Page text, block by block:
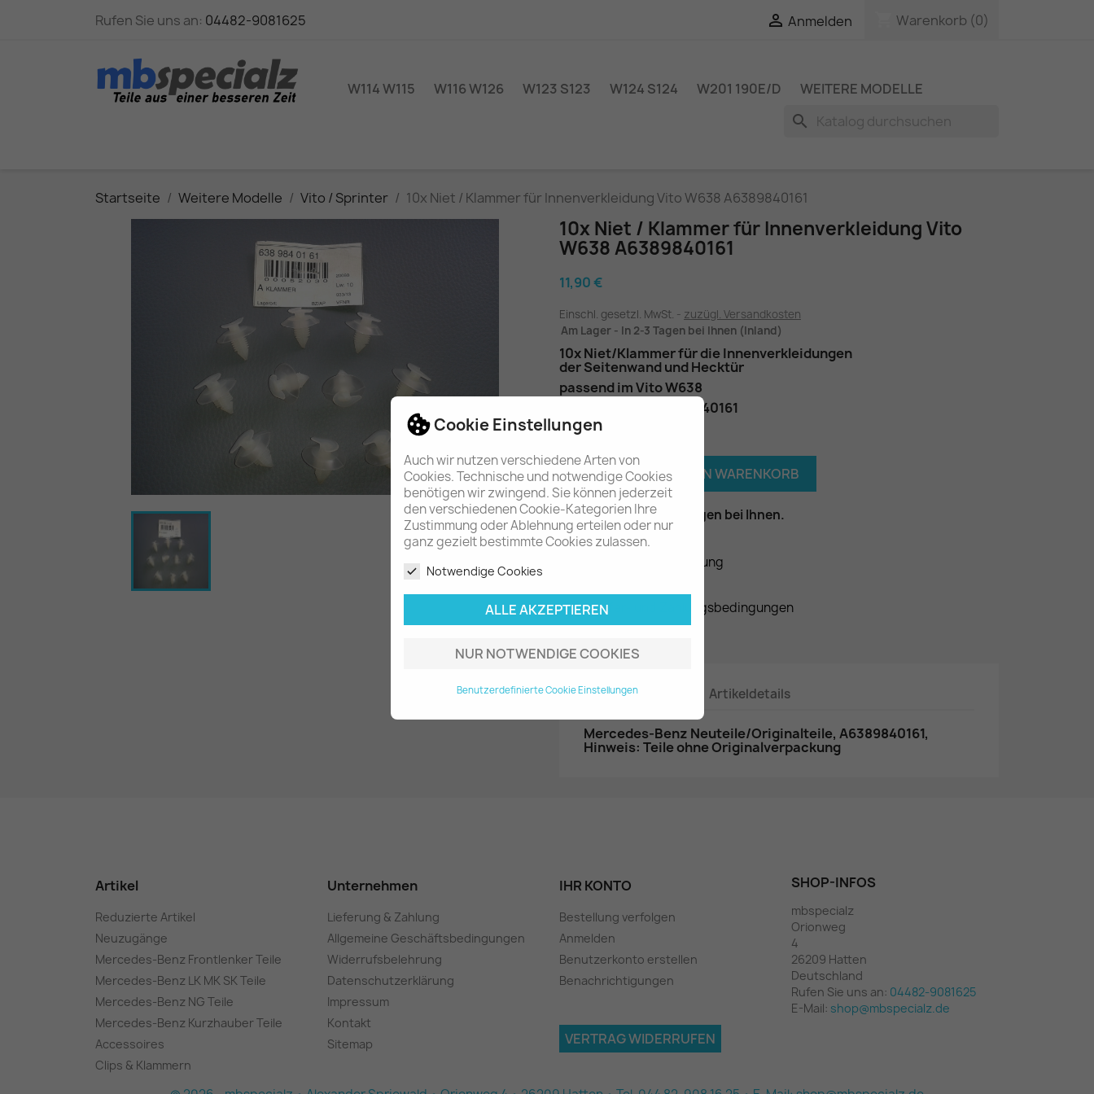
Cookie Einstellungen
Auch wir nutzen verschiedene Arten von
Cookies. Technische und notwendige Cookies
benötigen wir zwingend. Sie können jederzeit
den verschiedenen Cookie-Kategorien Ihre
Zustimmung oder Ablehnung erteilen oder nur
ganz gezielt bestimmte Cookies zulassen.
Notwendige Cookies
ALLE AKZEPTIEREN
NUR NOTWENDIGE COOKIES
Benutzerdefinierte Cookie Einstellungen
Rufen Sie uns an: 04482-9081625  Anmelden Warenkorb (0)
W114 W115 W116 W126 W123 S123 W124 S124 W201 190E/D WEITERE MODELLE
search
Startseite Weitere Modelle Vito / Sprinter 10x Niet / Klammer für Innenverkleidung Vito W638 A6389840161
10x Niet / Klammer für Innenverkleidung Vito
W638 A6389840161
11,90 €
Einschl. gesetzl. MwSt.
zuzügl. Versandkosten
Am Lager - In 2-3 Tagen bei Ihnen (Inland)
10x Niet/Klammer für die Innenverkleidungen
der Seitenwand und Hecktür
passend im Vito W638
: A6389840161
 IN DEN WARENKORB
Am Lager - In 2-3 Tagen bei Ihnen.
Datenschutzerklärung
Liefer- und Zahlungsbedingungen
Beschreibung Artikeldetails
Mercedes-Benz Neuteile/Originalteile, A6389840161,
Hinweis: Teile ohne Originalverpackung
Artikel
Reduzierte Artikel
Neuzugänge
Mercedes-Benz Frontlenker Teile
Mercedes-Benz LK MK SK Teile
Mercedes-Benz NG Teile
Mercedes-Benz Kurzhauber Teile
Accessoires
Clips & Klammern
Unternehmen
Lieferung & Zahlung
Allgemeine Geschäftsbedingungen
Widerrufsbelehrung
Datenschutzerklärung
Impressum
Kontakt
Sitemap
IHR KONTO
Bestellung verfolgen
Anmelden
Benutzerkonto erstellen
Benachrichtigungen
SHOP-INFOS
mbspecialz
Orionweg
4
26209 Hatten
Deutschland
Rufen Sie uns an: 04482-9081625
E-Mail: shop@mbspecialz.de
VERTRAG WIDERRUFEN